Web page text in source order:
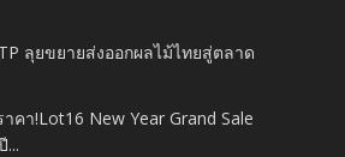
ลุยขยายส่งออกผลไม้ไทยสู่ตลาด
า!Lot16 New Year Grand Sale
...